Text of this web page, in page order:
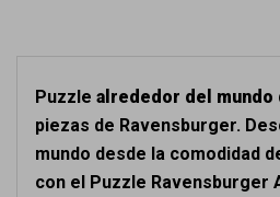
Puzzle alrededor del mundo
piezas de Ravensburger.
mundo desde la comodidad
con el Puzzle Ravensburger